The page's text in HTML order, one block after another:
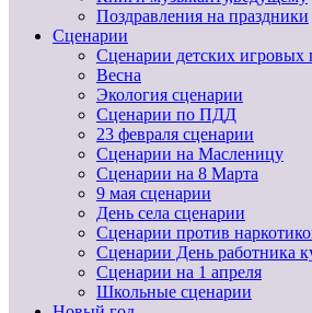
Поздравления на праздники
Сценарии
Сценарии детских игровых
Весна
Экология сценарии
Сценарии по ПДД
23 февраля сценарии
Сценарии на Масленицу
Сценарии на 8 Марта
9 мая сценарии
День села сценарии
Сценарии против
Сценарии День работника
Сценарии на 1 апреля
Школьные сценарии